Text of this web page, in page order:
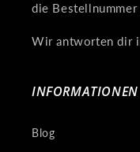
die Bestellnummer
Wir antworten dir
INFORMATIONEN
Blog